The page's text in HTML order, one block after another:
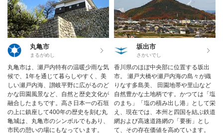
丸亀市
まるがめし
丸亀市は、瀬戸内特有の温暖少雨な気
候で、1年を通じて暮らしやすく、美
しい瀬戸内海、讃岐平野に広がるのど
かな田園風景など、自然と歴史文化が
融合したまちです。高さ日本一の石垣
の上に鎮座して400年の歴史を刻む丸
亀城は、丸亀市のシンボルでもあり、
市民の憩いの場にもなっています。
坂出市
さかいでし
香川県のほぼ中央部に位置する坂出
市。 瀬戸大橋や瀬戸内海の島々が織
りなす多島美、 田園地帯や里山など
自然豊かな土地柄です。かつては「塩
のまち」「塩の積み出し港」として栄
え、現在では、本州と四国を結ぶ鉄道
網および高速道路網の「要衝」とし
て、その存在価値を高めています。